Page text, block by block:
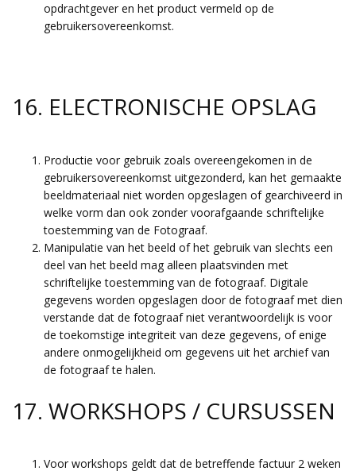
opdrachtgever en het product vermeld op de
gebruikersovereenkomst.
16. ELECTRONISCHE OPSLAG
Productie voor gebruik zoals overeengekomen in de
gebruikersovereenkomst uitgezonderd, kan het gemaakte
beeldmateriaal niet worden opgeslagen of gearchiveerd in
welke vorm dan ook zonder voorafgaande schriftelijke
toestemming van de Fotograaf.
Manipulatie van het beeld of het gebruik van slechts een
deel van het beeld mag alleen plaatsvinden met
schriftelijke toestemming van de fotograaf. Digitale
gegevens worden opgeslagen door de fotograaf met dien
verstande dat de fotograaf niet verantwoordelijk is voor
de toekomstige integriteit van deze gegevens, of enige
andere onmogelijkheid om gegevens uit het archief van
de fotograaf te halen.
17. WORKSHOPS / CURSUSSEN
Voor workshops geldt dat de betreffende factuur 2 weken